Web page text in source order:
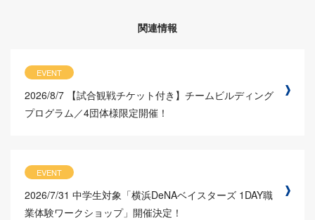
関連情報
EVENT
2026/8/7 【試合観戦チケット付き】チームビルディング
プログラム／4団体様限定開催！
EVENT
2026/7/31 中学生対象「横浜DeNAベイスターズ 1DAY職
業体験ワークショップ」開催決定！